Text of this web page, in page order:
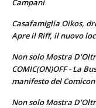
Campani
Casafamiglia Oikos,
Apre il Riff, il nuovo
Non solo Mostra
COMIC(ON)OFF - La
manifesto del Comicon
Non solo Mostra